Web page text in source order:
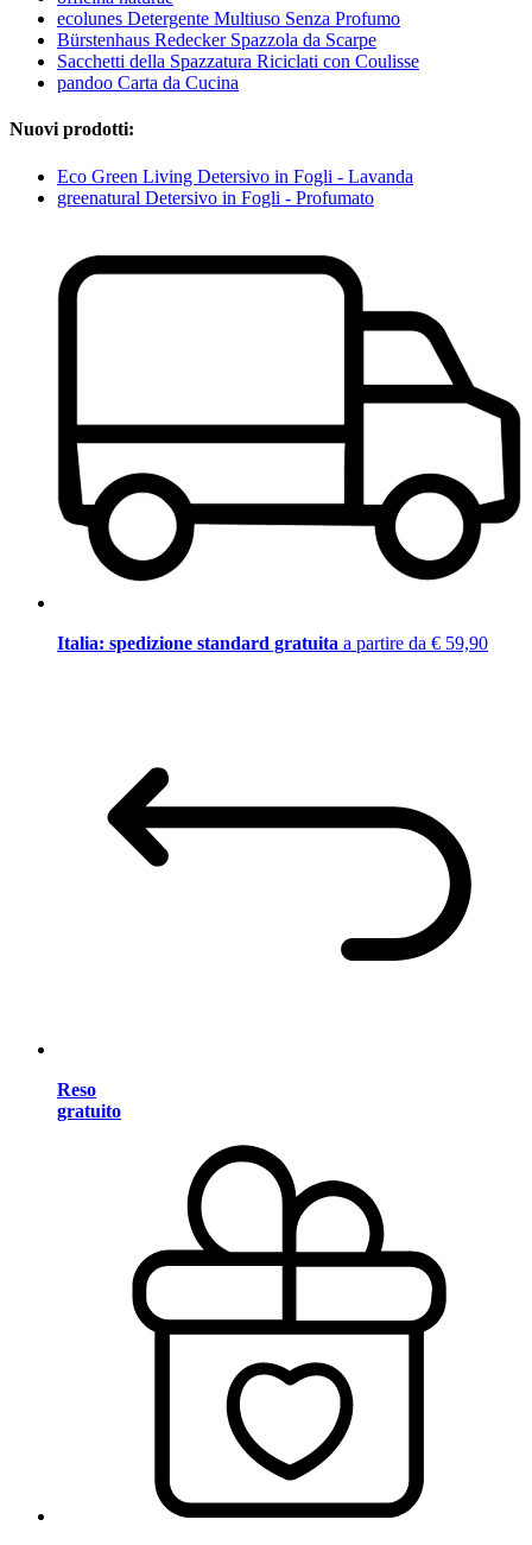
ecolunes Detergente Multiuso Senza Profumo
Bürstenhaus Redecker Spazzola da Scarpe
Sacchetti della Spazzatura Riciclati con Coulisse
pandoo Carta da Cucina
Nuovi prodotti:
Eco Green Living Detersivo in Fogli - Lavanda
greenatural Detersivo in Fogli - Profumato
Italia: spedizione standard gratuita a partire da € 59,90
Reso
gratuito